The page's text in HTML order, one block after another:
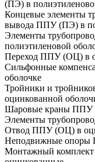
(ПЭ) в
Концевые элементы
вывода ППУ (ПЭ) в
Элементы
полиэтиленовой
Переход ППУ (ОЦ) в
Сильфонные
оболочке
Тройники и
оцинкованной
Шаровые краны ППУ
Элементы
Отвод ППУ (ОЦ) в
Неподвижные опоры
Монтажный